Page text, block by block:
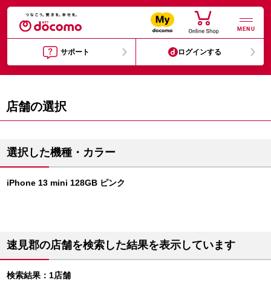
MENU
サポート ログインする
店舗の選択
選択した機種・カラー
iPhone 13 mini 128GB ピンク
速見郡の店舗を検索した結果を表示しています
検索結果：1店舗